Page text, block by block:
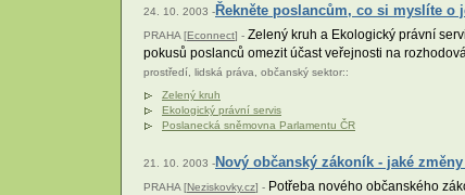
24. 10. 2003 -Řekněte poslancům, co si myslíte o
PRAHA [Econnect] - Zelený kruh a Ekologický právní
pokusů poslanců omezit účast veřejnosti na
prostředí lidská práva občanský sektor::
Zelený kruh
Ekologický právní servis
Poslanecká sněmovna Parlamentu ČR
21. 10. 2003 -Nový občanský zákoník - jaké
PRAHA [Neziskovky.cz] - Potřeba nového občanského